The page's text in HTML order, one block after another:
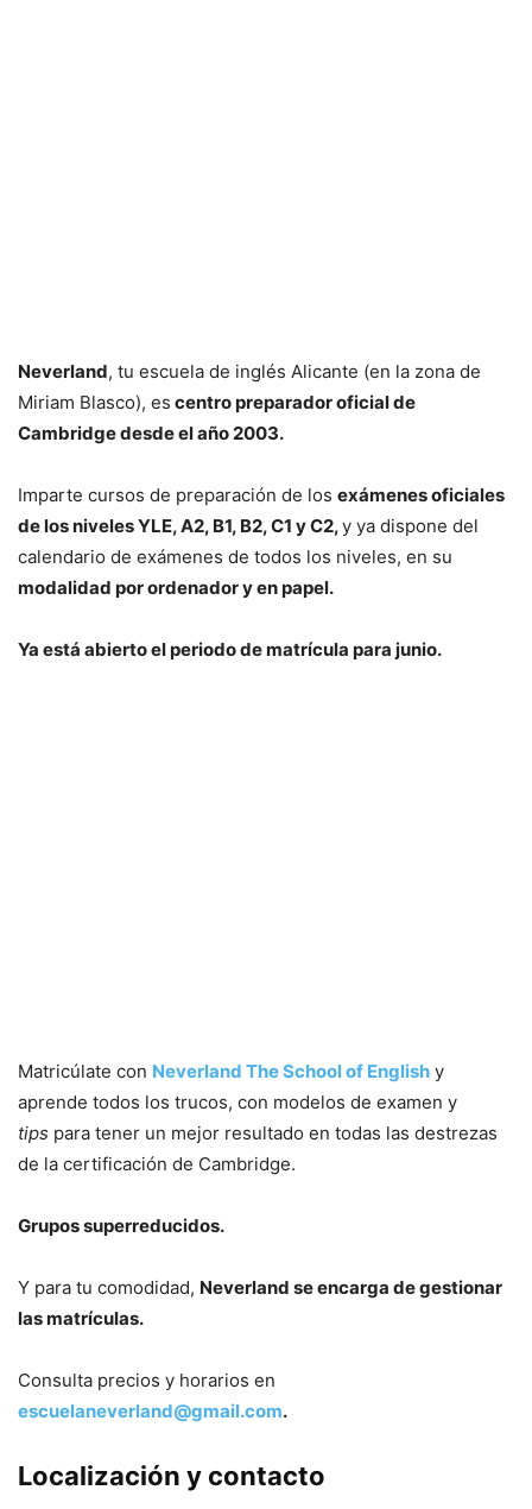
Neverland, tu escuela de inglés Alicante (en la zona de
Miriam Blasco), es centro preparador oficial de
Cambridge desde el año 2003.
Imparte cursos de preparación de los exámenes oficiales
de los niveles YLE, A2, B1, B2, C1 y C2,y ya dispone del
calendario de exámenes de todos los niveles, en su
modalidad por ordenador y en papel.
Ya está abierto el periodo de matrícula para junio.
Matricúlate con Neverland The School of English y
aprende todos los trucos, con modelos de examen y
tips para tener un mejor resultado en todas las destrezas
de la certificación de Cambridge.
Grupos superreducidos.
Y para tu comodidad, Neverland se encarga de gestionar
las matrículas.
Consulta precios y horarios en
escuelaneverland@gmail.com.
Localización y contacto